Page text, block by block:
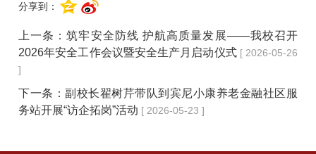
分享到：
上一条：筑牢安全防线 护航高质量发展——我校召开
2026年安全工作会议暨安全生产月启动仪式 [ 2026-05-26
]
下一条：副校长翟树芹带队到宾尼小康养老金融社区服
务站开展“访企拓岗”活动 [ 2026-05-23 ]